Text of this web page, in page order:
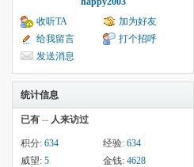
收听TA
加为好友
给我留言
打个招呼
发送消息
统计信息
已有 -- 人来访过
积分: 634 经验: 634
威望: 5 金钱: 4628